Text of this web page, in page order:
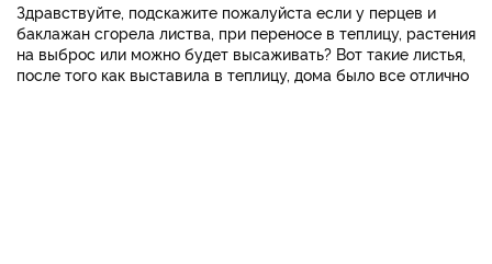
Здравствуйте, подскажите пожалуйста если у перцев и
баклажан сгорела листва, при переносе в теплицу, растения
на выброс или можно будет высаживать? Вот такие листья,
после того как выставила в теплицу, дома было все отлично